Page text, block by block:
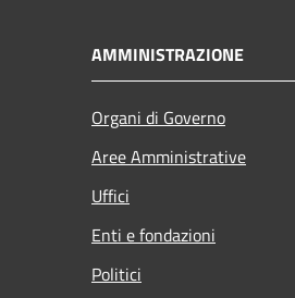
AMMINISTRAZIONE
Organi di Governo
Aree Amministrative
Uffici
Enti e fondazioni
Politici